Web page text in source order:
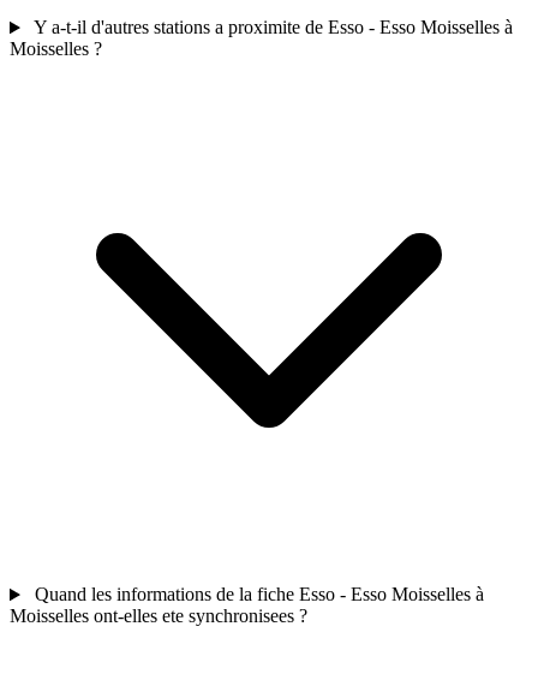
Y a-t-il d'autres stations a proximite de Esso - Esso Moisselles à
Moisselles ?
Quand les informations de la fiche Esso - Esso Moisselles à
Moisselles ont-elles ete synchronisees ?